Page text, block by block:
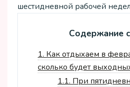
шестидневной рабочей
Содержание
1. Как отдыхаем в
сколько будет
1.1. При